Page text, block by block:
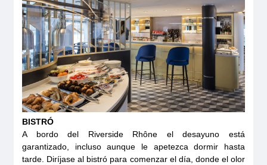
BISTRÓ
A bordo del Riverside Rhône el desayuno está
garantizado, incluso aunque le apetezca dormir hasta
tarde. Diríjase al bistró para comenzar el día, donde el olor